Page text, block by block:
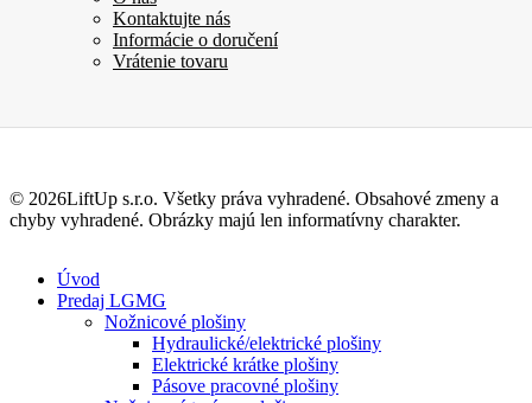
Kontaktujte nás
Informácie o doručení
Vrátenie tovaru
© 2026LiftUp s.r.o. Všetky práva vyhradené. Obsahové zmeny a
chyby vyhradené. Obrázky majú len informatívny charakter.
Úvod
Predaj LGMG
Nožnicové plošiny
Hydraulické/elektrické plošiny
Elektrické krátke plošiny
Pásove pracovné plošiny